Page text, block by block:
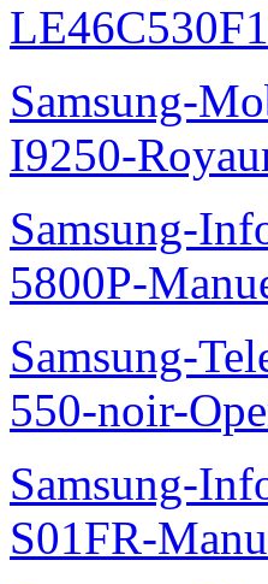
Samsung-
I9250-
Samsung-
5800P-
Samsung-
550-noir-
Samsung-
S01FR-